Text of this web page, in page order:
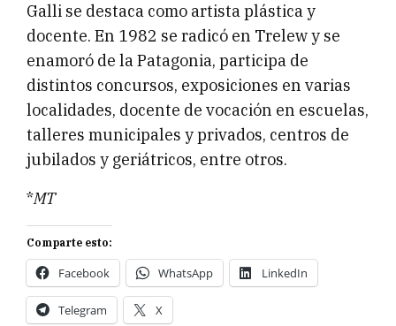
Galli se destaca como artista plástica y
docente. En 1982 se radicó en Trelew y se
enamoró de la Patagonia, participa de
distintos concursos, exposiciones en varias
localidades, docente de vocación en escuelas,
talleres municipales y privados, centros de
jubilados y geriátricos, entre otros.
*MT
Comparte esto:
Facebook WhatsApp LinkedIn
Telegram X